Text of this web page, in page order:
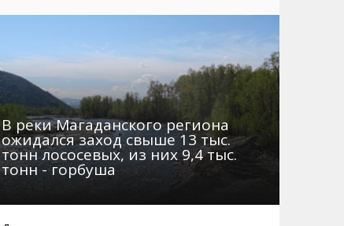
Автобусы Магадан – Аэропорт
Таблица приливов отливов
Не мусорить
Браконьеры
В реки Магаданского региона
ожидался заход свыше 13 тыс.
тонн лососевых, из них 9,4 тыс.
тонн - горбуша